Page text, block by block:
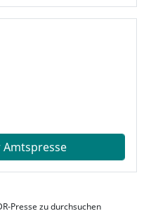
Amtspresse
Presse zu durchsuchen